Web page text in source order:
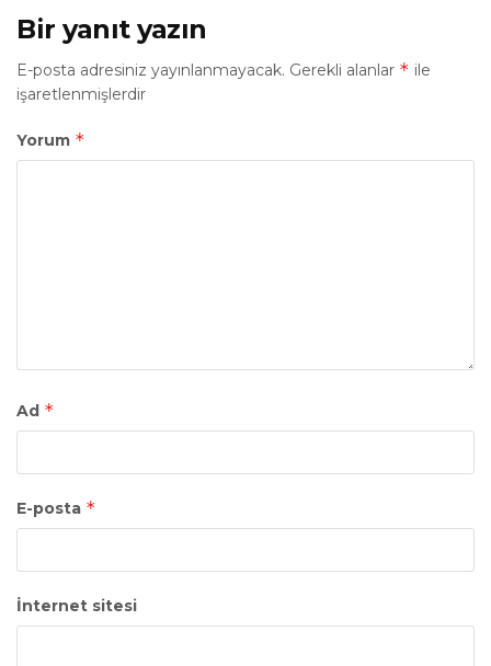
Bir yanıt yazın
E-posta adresiniz yayınlanmayacak. Gerekli alanlar * ile
işaretlenmişlerdir
Yorum *
Ad *
E-posta *
İnternet sitesi